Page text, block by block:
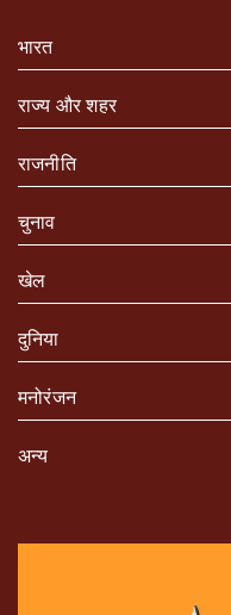
भारत
राज्य और शहर
राजनीति
चुनाव
खेल
दुनिया
मनोरंजन
अन्य